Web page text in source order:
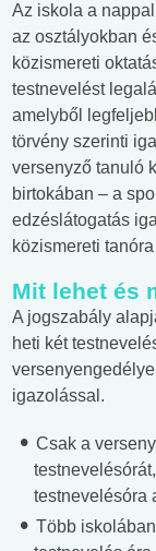
Az iskola a
az osztályokban
közismereti
testnevelést
amelyből
törvény szerinti
versenyző tanuló
birtokában – a
edzéslátogatás
közismereti
Mit lehet és
A jogszabály
heti két
igazolással.
Csak a
testnevelésóra
Több